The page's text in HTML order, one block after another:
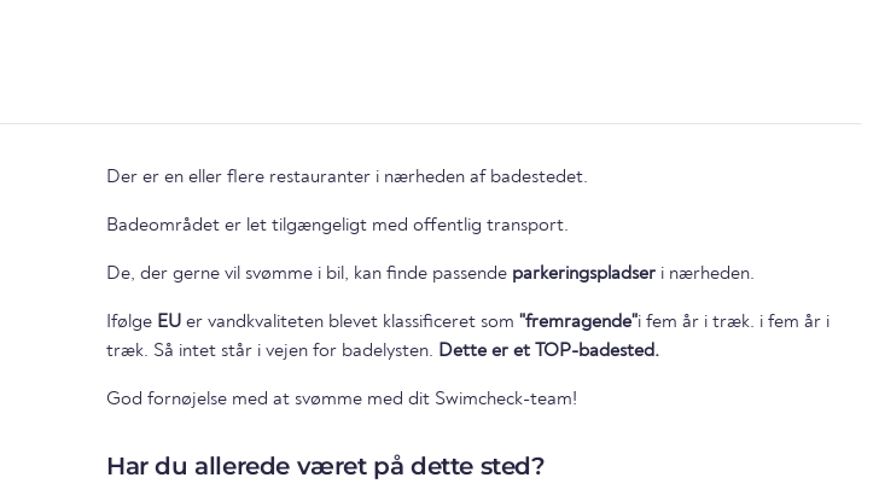
Der er en eller flere restauranter i nærheden af badestedet.
Badeområdet er let tilgængeligt med offentlig transport.
De, der gerne vil svømme i bil, kan finde passende parkeringspladser i nærheden.
Ifølge EU er vandkvaliteten blevet klassificeret som "fremragende"i fem år i træk. i fem år i
træk. Så intet står i vejen for badelysten. Dette er et TOP-badested.
God fornøjelse med at svømme med dit Swimcheck-team!
Har du allerede været på dette sted?